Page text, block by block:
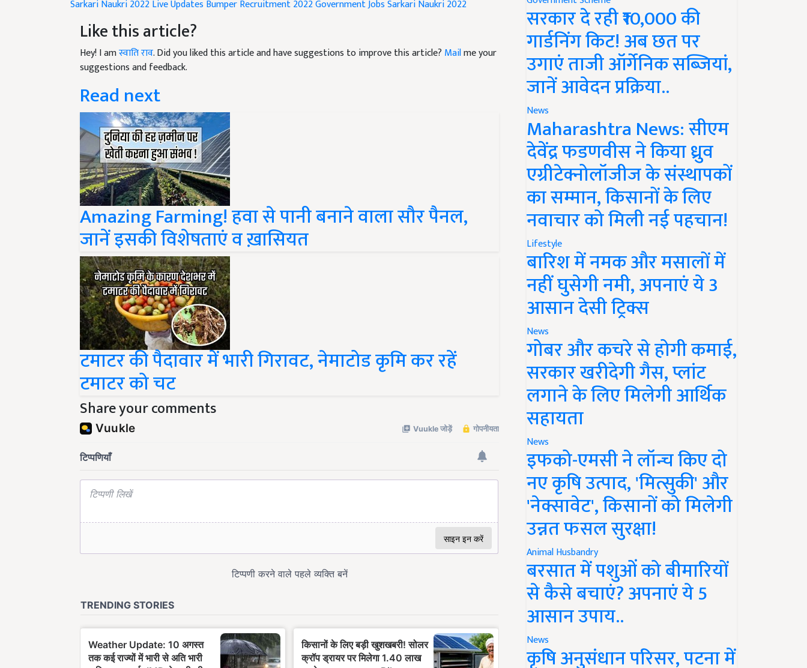
Like this article?
Hey! I amस्वाति राव. Did you liked this article and have suggestions to improve this article?
suggestions and feedback.
Read next
Amazing Farming! हवा से पानी बनाने वाला सौर पैनल,
जानें इसकी विशेषताएं व ख़ासियत
टमाटर की पैदावार में भारी गिरावट, नेमाटोड कृमि कर रहें
टमाटर को चट
Share your comments
सरकार दे रही ₹10,000 की
गार्डनिंग किट! अब छत पर
उगाएं ताजी ऑर्गेनिक सब्जियां,
जानें आवेदन प्रक्रिया..
News
Maharashtra News: सीएम
देवेंद्र फडणवीस ने किया ध्रुव
एग्रीटेक्नोलॉजीज के संस्थापकों
का सम्मान, किसानों के लिए
नवाचार को मिली नई पहचान!
Lifestyle
बारिश में नमक और मसालों में
नहीं घुसेगी नमी, अपनाएं ये 3
आसान देसी ट्रिक्स
News
गोबर और कचरे से होगी कमाई,
सरकार खरीदेगी गैस, प्लांट
लगाने के लिए मिलेगी आर्थिक
सहायता
News
इफको-एमसी ने लॉन्च किए दो
नए कृषि उत्पाद, 'मित्सुकी' और
'नेक्सावेट', किसानों को मिलेगी
उन्नत फसल सुरक्षा!
Animal Husbandry
बरसात में पशुओं को बीमारियों
से कैसे बचाएं? अपनाएं ये 5
आसान उपाय..
News
कृषि अनुसंधान परिसर, पटना में